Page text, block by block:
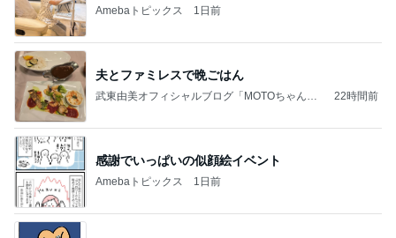
Amebaトピックス 1日前
夫とファミレスで晩ごはん
武東由美オフィシャルブログ「MOTOちゃんと
22時間前
感謝でいっぱいの似顔絵イベント
Amebaトピックス 1日前